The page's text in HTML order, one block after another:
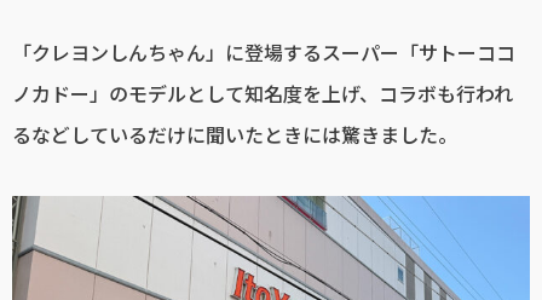
「クレヨンしんちゃん」に登場するスーパー「サトーココ
ノカドー」のモデルとして知名度を上げ、コラボも行われ
るなどしているだけに聞いたときには驚きました。